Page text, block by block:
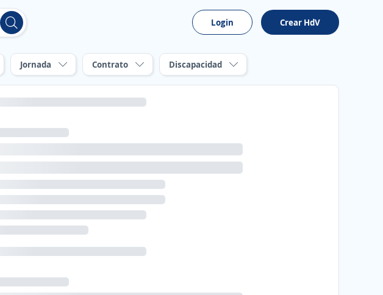
Login Crear HdV
Jornada Contrato Discapacidad